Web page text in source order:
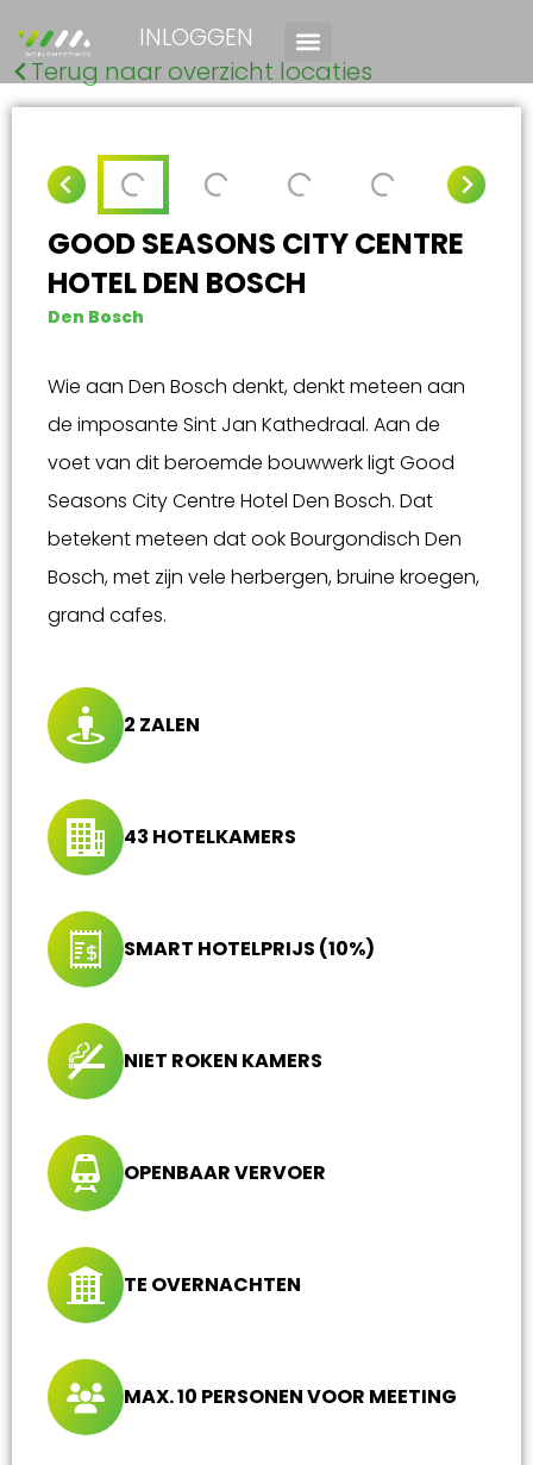
INLOGGEN
Terug naar overzicht locaties
GOOD SEASONS CITY CENTRE
HOTEL DEN BOSCH
Den Bosch
Wie aan Den Bosch denkt, denkt meteen aan
de imposante Sint Jan Kathedraal. Aan de
voet van dit beroemde bouwwerk ligt Good
Seasons City Centre Hotel Den Bosch. Dat
betekent meteen dat ook Bourgondisch Den
Bosch, met zijn vele herbergen, bruine kroegen,
grand cafes.
2 ZALEN
43 HOTELKAMERS
SMART HOTELPRIJS (10%)
NIET ROKEN KAMERS
OPENBAAR VERVOER
TE OVERNACHTEN
MAX. 10 PERSONEN VOOR MEETING